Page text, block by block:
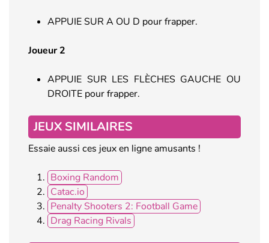
APPUIE SUR A OU D pour frapper.
Joueur 2
APPUIE SUR LES FLÈCHES GAUCHE OU
DROITE pour frapper.
JEUX SIMILAIRES
Essaie aussi ces jeux en ligne amusants !
Boxing Random
Catac.io
Penalty Shooters 2: Football Game
Drag Racing Rivals